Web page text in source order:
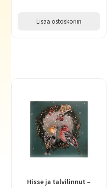
Lisää ostoskoriin
Hisse ja talvilinnut –